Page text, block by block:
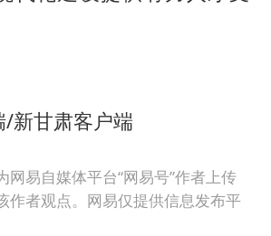
新甘肃客户端
网易自媒体平台“网易号”作者上传
作者观点。网易仅提供信息发布平